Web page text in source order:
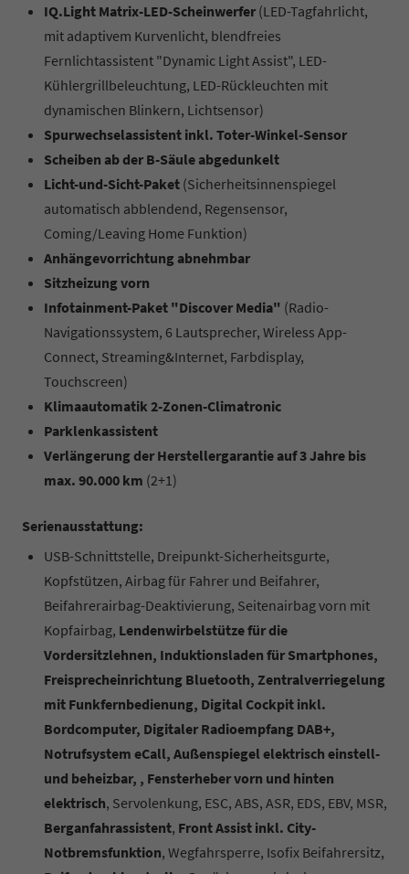
IQ.Light Matrix-LED-Scheinwerfer (LED-Tagfahrlicht,
mit adaptivem Kurvenlicht, blendfreies
Fernlichtassistent "Dynamic Light Assist", LED-
Kühlergrillbeleuchtung, LED-Rückleuchten mit
dynamischen Blinkern, Lichtsensor)
Spurwechselassistent inkl. Toter-Winkel-Sensor
Scheiben ab der B-Säule abgedunkelt
Licht-und-Sicht-Paket (Sicherheitsinnenspiegel
automatisch abblendend, Regensensor,
Coming/Leaving Home Funktion)
Anhängevorrichtung abnehmbar
Sitzheizung vorn
Infotainment-Paket "Discover Media" (Radio-
Navigationssystem, 6 Lautsprecher, Wireless App-
Connect, Streaming&Internet, Farbdisplay,
Touchscreen)
Klimaautomatik 2-Zonen-Climatronic
Parklenkassistent
Verlängerung der Herstellergarantie auf 3 Jahre bis
max. 90.000 km (2+1)
Serienausstattung:
USB-Schnittstelle, Dreipunkt-Sicherheitsgurte,
Kopfstützen, Airbag für Fahrer und Beifahrer,
Beifahrerairbag-Deaktivierung, Seitenairbag vorn mit
Kopfairbag, Lendenwirbelstütze für die
Vordersitzlehnen, Induktionsladen für Smartphones,
Freisprecheinrichtung Bluetooth, Zentralverriegelung
mit Funkfernbedienung, Digital Cockpit inkl.
Bordcomputer, Digitaler Radioempfang DAB+,
Notrufsystem eCall, Außenspiegel elektrisch einstell-
und beheizbar, , Fensterheber vorn und hinten
elektrisch, Servolenkung, ESC, ABS, ASR, EDS, EBV, MSR,
Berganfahrassistent, Front Assist inkl. City-
Notbremsfunktion, Wegfahrsperre, Isofix Beifahrersitz,